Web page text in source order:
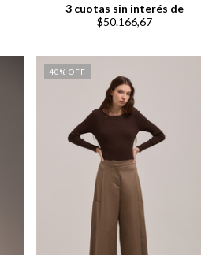
3 cuotas sin interés de
$50.166,67
40% OFF